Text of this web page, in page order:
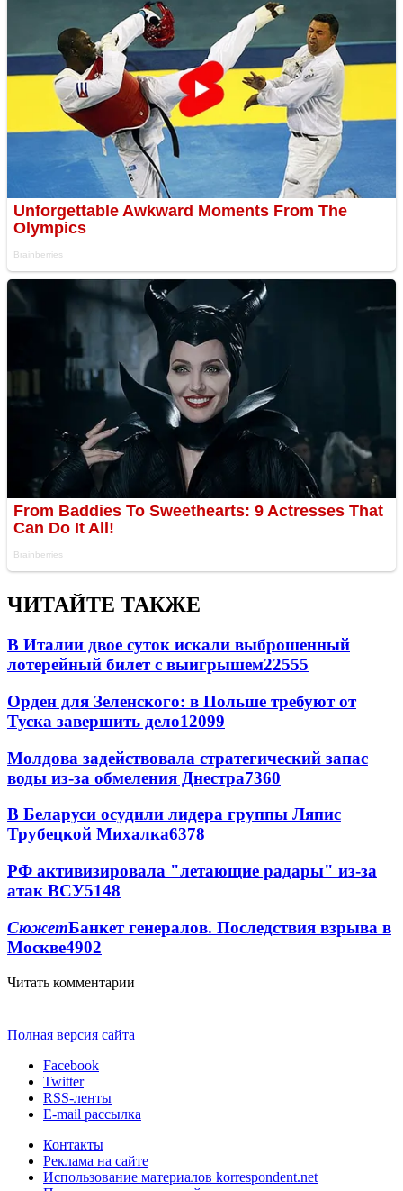
ЧИТАЙТЕ ТАКЖЕ
В Италии двое суток искали выброшенный
лотерейный билет с выигрышем22555
Орден для Зеленского: в Польше требуют от
Туска завершить дело12099
Молдова задействовала стратегический запас
воды из-за обмеления Днестра7360
В Беларуси осудили лидера группы Ляпис
Трубецкой Михалка6378
РФ активизировала "летающие радары" из-за
атак ВСУ5148
СюжетБанкет генералов. Последствия взрыва в
Москве4902
Читать комментарии
Полная версия сайта
Facebook
Twitter
RSS-ленты
E-mail рассылка
Контакты
Реклама на сайте
Использование материалов korrespondent.net